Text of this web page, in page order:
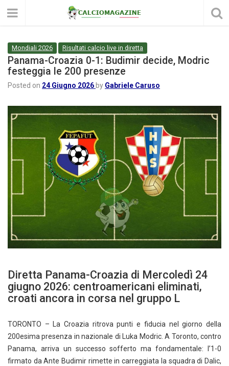
Mondiali 2026 Risultati calcio live in diretta
Panama-Croazia 0-1: Budimir decide, Modric
festeggia le 200 presenze
Posted on 24 Giugno 2026 by Gabriele Caruso
Diretta Panama-Croazia di Mercoledì 24
giugno 2026: centroamericani eliminati,
croati ancora in corsa nel gruppo L
TORONTO – La Croazia ritrova punti e fiducia nel giorno della
200esima presenza in nazionale di Luka Modric. A Toronto, contro
Panama, arriva un successo sofferto ma fondamentale: l’1-0
firmato da Ante Budimir rimette in carreggiata la squadra di Dalic,